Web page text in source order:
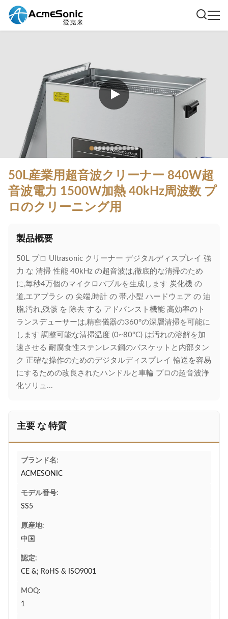
50L産業用超音波クリーナー 840W超
音波電力 1500W加熱 40kHz周波数 プ
ロのクリーニング用
製品概要
50L プロ Ultrasonic クリーナー デジタルディスプレイ 強
力 な 清掃 性能 40kHz の超音波は,徹底的な清掃のため
に,毎秒4万個のマイクロバブルを生成します 炭化機 の
道,エアブラシ の 尖端,時計 の 帯,小型 ハードウェア の 油
脂,汚れ,残骸 を 除去 する アドバンスト機能 高効率のト
ランスデューサーは,精密儀器の360°の深層清掃を可能に
します 調整可能な清掃温度 (0~80°C) は汚れの溶解を加
速させる 耐腐食性ステンレス鋼のバスケットと内部タン
ク 正確な操作のためのデジタルディスプレイ 輸送を容易
にするための改良されたハンドルと車輪 プロの超音波浄
化ソリュ...
主要 な 特質
ブランド名:
ACMESONIC
モデル番号:
SS5
原産地:
中国
認定:
CE &; RoHS & ISO9001
MOQ:
1